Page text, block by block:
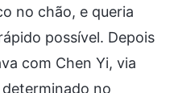
no chão, e queria
possível. Depois
com Chen Yi, via
no